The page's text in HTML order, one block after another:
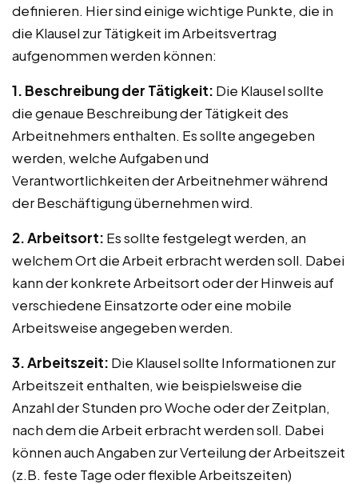
definieren. Hier sind einige wichtige Punkte, die in
die Klausel zur Tätigkeit im Arbeitsvertrag
aufgenommen werden können:
1. Beschreibung der Tätigkeit: Die Klausel sollte
die genaue Beschreibung der Tätigkeit des
Arbeitnehmers enthalten. Es sollte angegeben
werden, welche Aufgaben und
Verantwortlichkeiten der Arbeitnehmer während
der Beschäftigung übernehmen wird.
2. Arbeitsort: Es sollte festgelegt werden, an
welchem Ort die Arbeit erbracht werden soll. Dabei
kann der konkrete Arbeitsort oder der Hinweis auf
verschiedene Einsatzorte oder eine mobile
Arbeitsweise angegeben werden.
3. Arbeitszeit: Die Klausel sollte Informationen zur
Arbeitszeit enthalten, wie beispielsweise die
Anzahl der Stunden pro Woche oder der Zeitplan,
nach dem die Arbeit erbracht werden soll. Dabei
können auch Angaben zur Verteilung der Arbeitszeit
(z.B. feste Tage oder flexible Arbeitszeiten)